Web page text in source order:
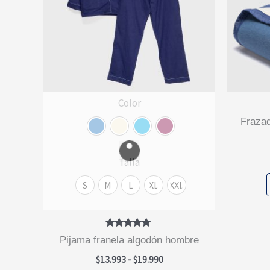
Color
Talla
S M L XL XXL
Valorado
con
de 5
pijama franela algodón hombre
$13.993 -$19.990Rango
frazada premium 95% lana azul